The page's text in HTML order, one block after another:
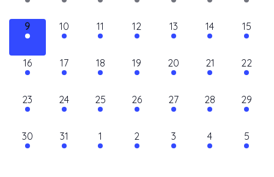
検
索
て
ビ
ゲ
ー
の
カ
レ
ン
ダ
ー
イ
ベ
ン
イ
ン
イ
ン
イ
ン
イ
ン
イ
ン
イ
ン
12
イ
ベ
ン
9
10
イ
ン
10
10
イ
ン
11
10
イ
ン
12
10
イ
ン
13
10
イ
ン
14
10
イ
ン
15
10
イ
ン
16
9
イ
ン
17
9
イ
ン
18
9
イ
ン
19
9
イ
ン
20
9
イ
ン
21
10
イ
ン
22
10
イ
ン
23
10
イ
ン
24
9
イ
ン
25
9
イ
ン
26
10
イ
ン
27
9
イ
ン
28
10
イ
ン
29
10
イ
30
6
イ
31
6
イ
1
6
イ
2
6
イ
3
6
イ
4
6
イ
5